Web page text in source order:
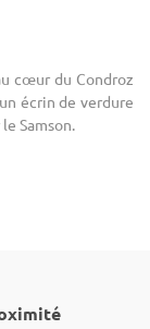
cœur du Condroz
écrin de verdure
Samson.